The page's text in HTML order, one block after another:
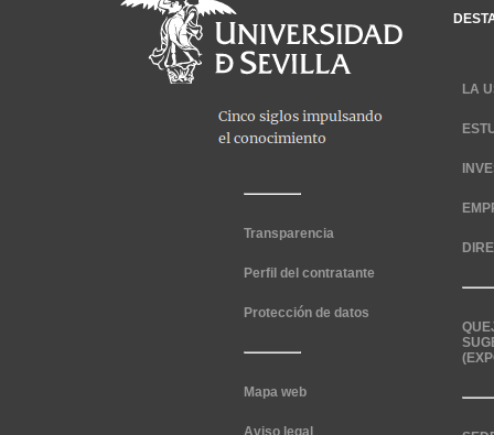
Transparencia
Perfil del contratante
Protección de datos
Mapa web
Aviso legal
LA